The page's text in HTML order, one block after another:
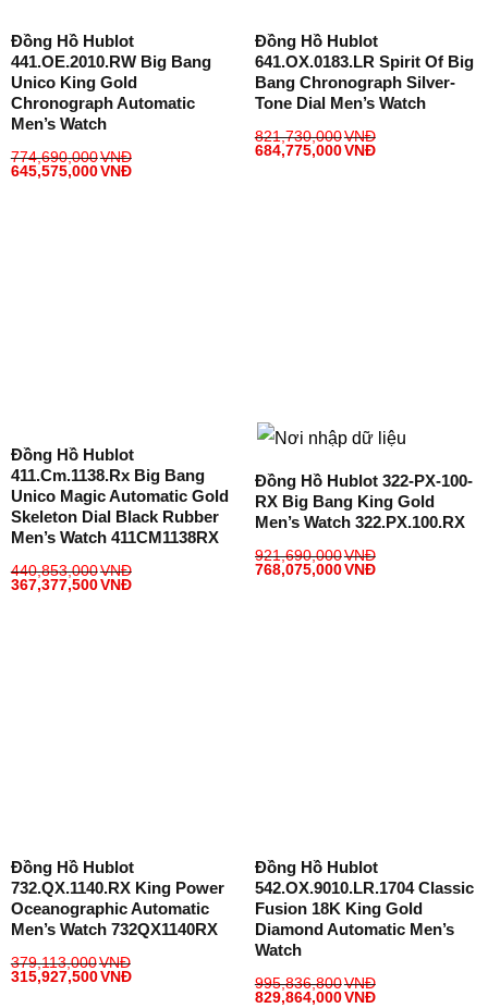
Đồng Hồ Hublot
441.OE.2010.RW Big Bang
Unico King Gold
Chronograph Automatic
Men’s Watch
774,690,000VNĐ
645,575,000VNĐ
Đồng Hồ Hublot
641.OX.0183.LR Spirit Of Big
Bang Chronograph Silver-
Tone Dial Men’s Watch
821,730,000VNĐ
684,775,000VNĐ
Đồng Hồ Hublot
411.cm.1138.rx Big Bang
Unico Magic Automatic Gold
Skeleton Dial Black Rubber
Men’s Watch 411CM1138RX
440,853,000VNĐ
367,377,500VNĐ
Đồng Hồ Hublot 322-PX-100-
RX Big Bang King Gold
Men’s Watch 322.PX.100.RX
921,690,000VNĐ
768,075,000VNĐ
Đồng Hồ Hublot
732.QX.1140.RX King Power
Oceanographic Automatic
Men’s Watch 732QX1140RX
379,113,000VNĐ
315,927,500VNĐ
Đồng Hồ Hublot
542.OX.9010.LR.1704 Classic
Fusion 18K King Gold
Diamond Automatic Men’s
Watch
995,836,800VNĐ
829,864,000VNĐ